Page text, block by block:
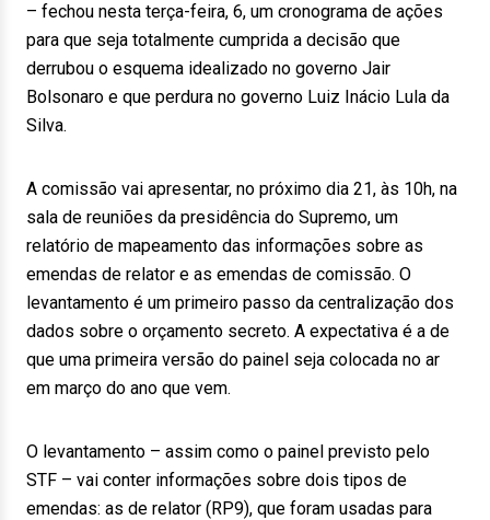
– fechou nesta terça-feira, 6, um cronograma de ações
para que seja totalmente cumprida a decisão que
derrubou o esquema idealizado no governo Jair
Bolsonaro e que perdura no governo Luiz Inácio Lula da
Silva.
A comissão vai apresentar, no próximo dia 21, às 10h, na
sala de reuniões da presidência do Supremo, um
relatório de mapeamento das informações sobre as
emendas de relator e as emendas de comissão. O
levantamento é um primeiro passo da centralização dos
dados sobre o orçamento secreto. A expectativa é a de
que uma primeira versão do painel seja colocada no ar
em março do ano que vem.
O levantamento – assim como o painel previsto pelo
STF – vai conter informações sobre dois tipos de
emendas: as de relator (RP9), que foram usadas para